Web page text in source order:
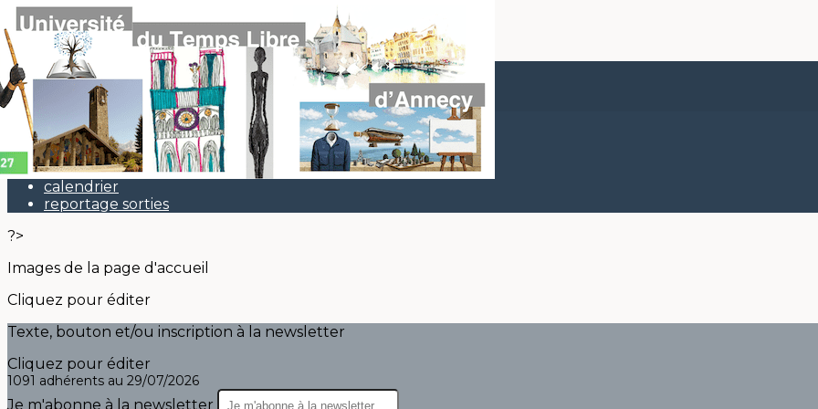
Exporter les lignes sélectionnées
Exporter toutes les colonnes
Exporter uniquement les colonnes affichées
Menu
Actu
calendrier
reportage sorties
?>
Images de la page d'accueil
Cliquez pour éditer
Texte, bouton et/ou inscription à la newsletter
Cliquez pour éditer
1091 adhérents au 29/07/2026
Je m'abonne à la newsletter